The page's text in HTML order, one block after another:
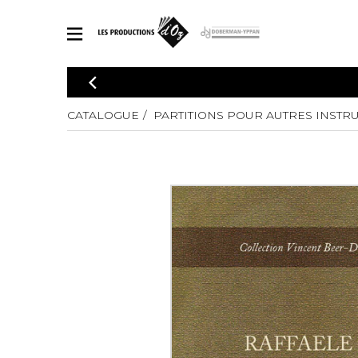
CATALOGUE
Explorez notre catalogue de partitions riche en œuvres
en arrangements de qualité.
PARTITIONS POUR GUITARE
PARTITIONS POUR AUTRES INSTRUMENTS
PARTITIONS POUR ENSEMBLES
riche en œuvres originales et en
arrangements de qualité.
2
3
4
5
Guitare
CATALOGUE PARTITIONS POUR AUTRES